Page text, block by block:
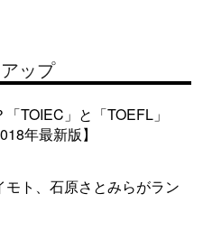
ップ
TOIEC」と「TOEFL」
年最新版】
モト、石原さとみらがラン